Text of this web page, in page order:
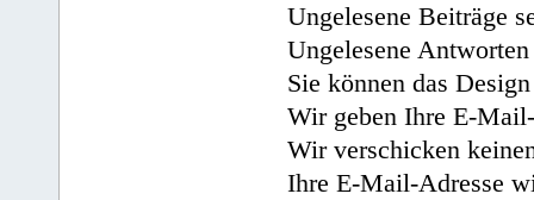
Ungelesene Beiträge
Ungelesene
Sie können das
Wir geben Ihre E-
Wir verschicken
Ihre E-Mail-Adresse